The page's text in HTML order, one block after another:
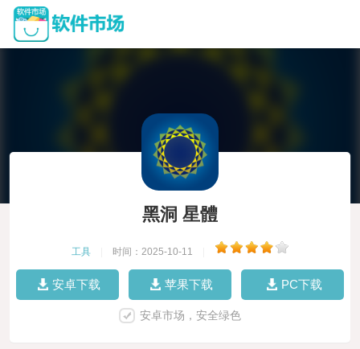
黑洞 星體
工具 时间：2025-10-11
安卓下载 苹果下载 PC下载
安卓市场，安全绿色